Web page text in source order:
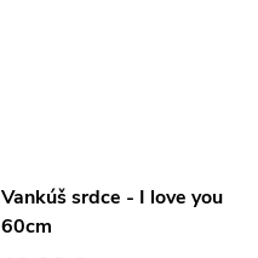
Vankúš srdce - I love you
60cm